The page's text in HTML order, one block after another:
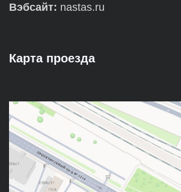
Вэбсайт: nastas.ru
Карта проезда